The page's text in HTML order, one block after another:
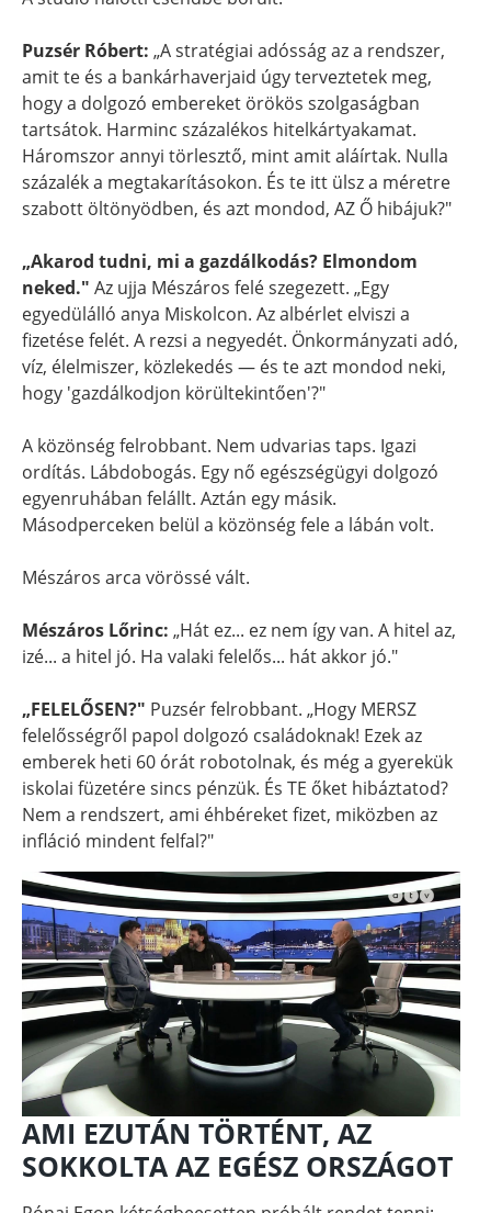
Puzsér Róbert: „A stratégiai adósság az a rendszer,
amit te és a bankárhaverjaid úgy terveztetek meg,
hogy a dolgozó embereket örökös szolgaságban
tartsátok. Harminc százalékos hitelkártyakamat.
Háromszor annyi törlesztő, mint amit aláírtak. Nulla
százalék a megtakarításokon. És te itt ülsz a méretre
szabott öltönyödben, és azt mondod, AZ Ő hibájuk?"
„Akarod tudni, mi a gazdálkodás? Elmondom
neked." Az ujja Mészáros felé szegezett. „Egy
egyedülálló anya Miskolcon. Az albérlet elviszi a
fizetése felét. A rezsi a negyedét. Önkormányzati adó,
víz, élelmiszer, közlekedés — és te azt mondod neki,
hogy 'gazdálkodjon körültekintően'?"
A közönség felrobbant. Nem udvarias taps. Igazi
ordítás. Lábdobogás. Egy nő egészségügyi dolgozó
egyenruhában felállt. Aztán egy másik.
Másodperceken belül a közönség fele a lábán volt.
Mészáros arca vörössé vált.
Mészáros Lőrinc: „Hát ez... ez nem így van. A hitel az,
izé... a hitel jó. Ha valaki felelős... hát akkor jó."
„FELELŐSEN?" Puzsér felrobbant. „Hogy MERSZ
felelősségről papol dolgozó családoknak! Ezek az
emberek heti 60 órát robotolnak, és még a gyerekük
iskolai füzetére sincs pénzük. És TE őket hibáztatod?
Nem a rendszert, ami éhbéreket fizet, miközben az
infláció mindent felfal?"
AMI EZUTÁN TÖRTÉNT, AZ
SOKKOLTA AZ EGÉSZ ORSZÁGOT